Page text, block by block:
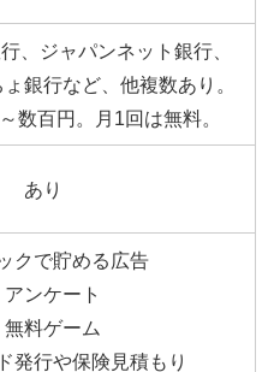
、ジャパンネット銀行、
銀行など、他複数あり。
数百円。月1回は無料。
あり
クで貯める広告
アンケート
無料ゲーム
発行や保険見積もり